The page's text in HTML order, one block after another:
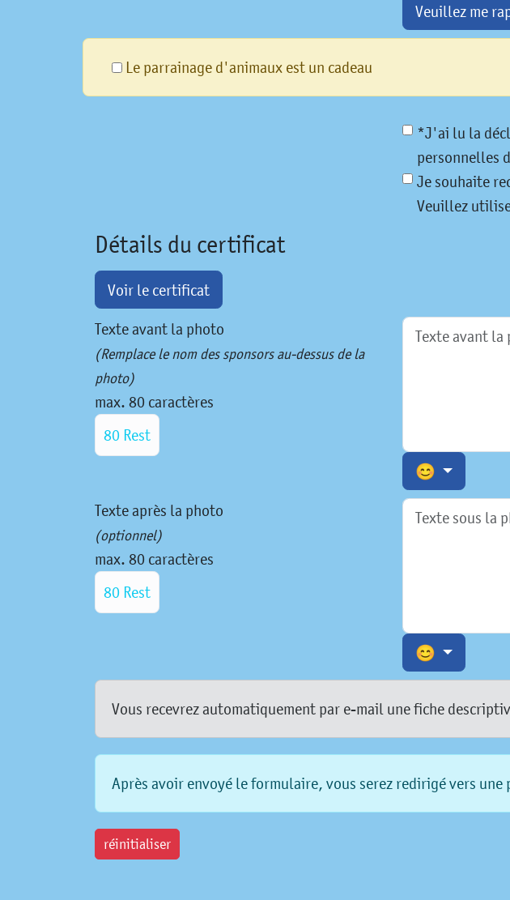
Veuillez me
Le parrainage d'animaux est un cadeau
*J'ai lu la
personnelles
Je souhaite
Veuillez
Détails du certificat
Voir le certificat
Texte avant la photo
(Remplace le nom des sponsors au-dessus de la
photo)
max. 80 caractères
80 Rest
😊
Texte après la photo
(optionnel)
max. 80 caractères
80 Rest
😊
Vous recevrez automatiquement par e-mail une fiche
Après avoir envoyé le formulaire, vous serez redirigé vers une
réinitialiser